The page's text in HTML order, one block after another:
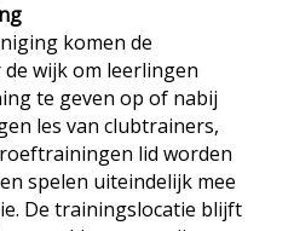
komen de
wijk om leerlingen
te geven op of nabij
les van clubtrainers,
lid worden
spelen uiteindelijk mee
De trainingslocatie blijft